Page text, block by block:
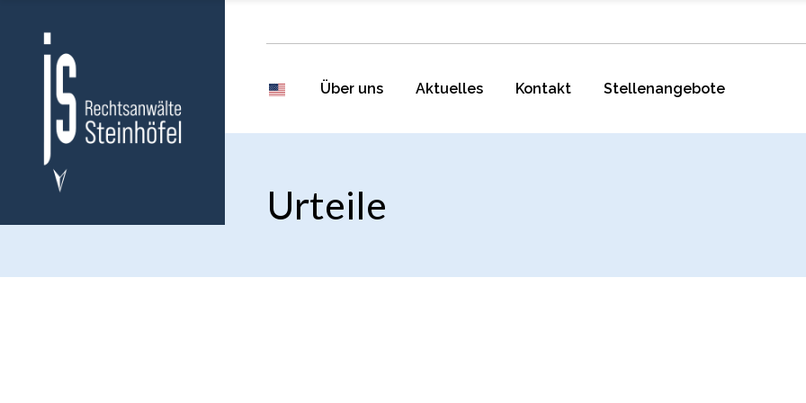
Über uns Aktuelles Kontakt Stellenangebote
Urteile